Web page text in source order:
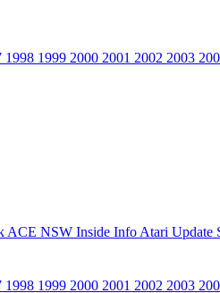
1998 1999 2000 2001 2002 2003
ACE NSW Inside Info Atari Update
1998 1999 2000 2001 2002 2003